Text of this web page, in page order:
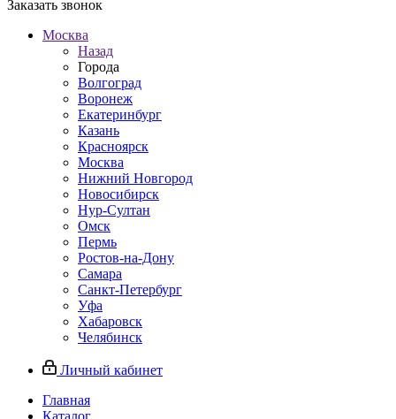
Заказать звонок
Москва
Назад
Города
Волгоград
Воронеж
Екатеринбург
Казань
Красноярск
Москва
Нижний Новгород
Новосибирск
Нур-Султан
Омск
Пермь
Ростов-на-Дону
Самара
Санкт-Петербург
Уфа
Хабаровск
Челябинск
Личный кабинет
Главная
Каталог